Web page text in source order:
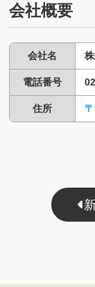
会社概要
会社名
電話番号
住所